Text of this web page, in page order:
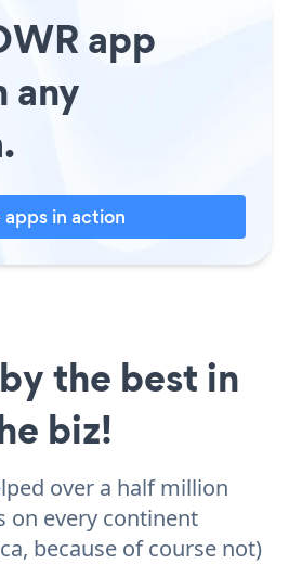
app
any
apps in action
the best in
biz!
over a half million
on every continent
because of course not)